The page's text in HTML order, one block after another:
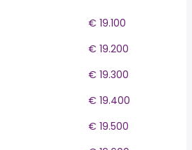
€ 19.100
€ 19.200
€ 19.300
€ 19.400
€ 19.500